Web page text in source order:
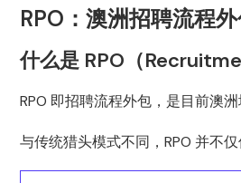
RPO：澳洲招聘流程
什么是 RPO（
RPO 即招聘流程外包，是目前澳
与传统猎头模式不同，RPO 并不